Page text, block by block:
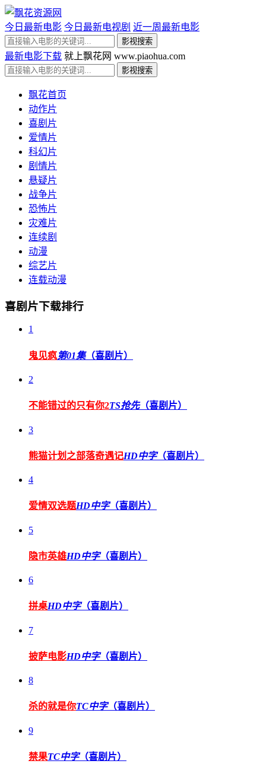
今日最新电影 今日最新电视剧 近一周最新电影
最新电影下载 就上飘花网 www.piaohua.com
飘花首页
动作片
喜剧片
爱情片
科幻片
剧情片
悬疑片
战争片
恐怖片
灾难片
连续剧
动漫
综艺片
连载动漫
喜剧片下载排行
1
鬼见疯第01集（喜剧片）
2
不能错过的只有你2TS抢先（喜剧片）
3
熊猫计划之部落奇遇记HD中字（喜剧片）
4
爱情双选题HD中字（喜剧片）
5
隐市英雄HD中字（喜剧片）
6
拼桌HD中字（喜剧片）
7
披萨电影HD中字（喜剧片）
8
杀的就是你TC中字（喜剧片）
9
禁果TC中字（喜剧片）